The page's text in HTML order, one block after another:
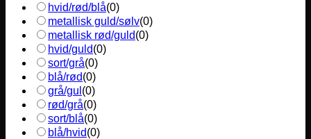
hvid/rød/blå(0)
metallisk guld/sølv(0)
metallisk rød/guld(0)
hvid/guld(0)
sort/grå(0)
blå/rød(0)
grå/gul (0)
rød/grå(0)
sort/blå(0)
blå/hvid(0)